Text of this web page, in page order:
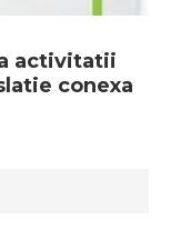
activitatii
conexa